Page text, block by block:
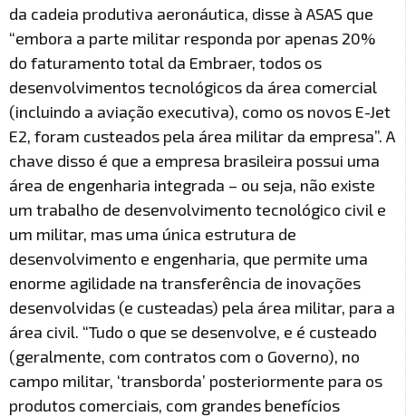
da cadeia produtiva aeronáutica, disse à ASAS que
“embora a parte militar responda por apenas 20%
do faturamento total da Embraer, todos os
desenvolvimentos tecnológicos da área comercial
(incluindo a aviação executiva), como os novos E-Jet
E2, foram custeados pela área militar da empresa”. A
chave disso é que a empresa brasileira possui uma
área de engenharia integrada – ou seja, não existe
um trabalho de desenvolvimento tecnológico civil e
um militar, mas uma única estrutura de
desenvolvimento e engenharia, que permite uma
enorme agilidade na transferência de inovações
desenvolvidas (e custeadas) pela área militar, para a
área civil. “Tudo o que se desenvolve, e é custeado
(geralmente, com contratos com o Governo), no
campo militar, ‘transborda’ posteriormente para os
produtos comerciais, com grandes benefícios